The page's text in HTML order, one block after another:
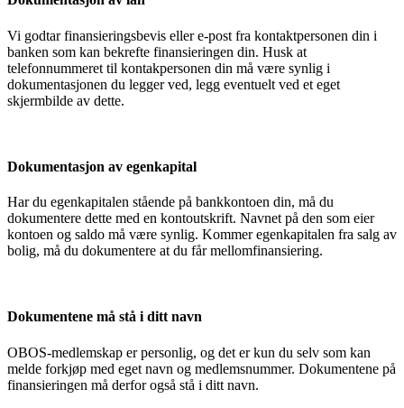
Vi godtar finansieringsbevis eller e-post fra kontaktpersonen din i
banken som kan bekrefte finansieringen din. Husk at
telefonnummeret til kontakpersonen din må være synlig i
dokumentasjonen du legger ved, legg eventuelt ved et eget
skjermbilde av dette.
Dokumentasjon av egenkapital
Har du egenkapitalen stående på bankkontoen din, må du
dokumentere dette med en kontoutskrift. Navnet på den som eier
kontoen og saldo må være synlig. Kommer egenkapitalen fra salg av
bolig, må du dokumentere at du får mellomfinansiering.
Dokumentene må stå i ditt navn
OBOS-medlemskap er personlig, og det er kun du selv som kan
melde forkjøp med eget navn og medlemsnummer. Dokumentene på
finansieringen må derfor også stå i ditt navn.